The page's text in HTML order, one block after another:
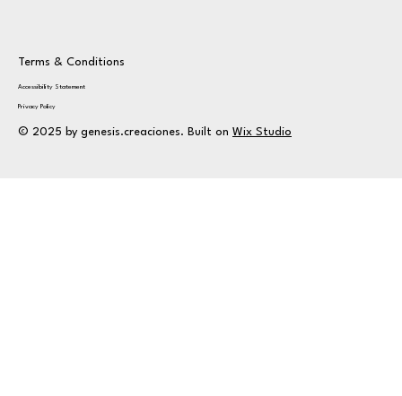
Terms & Conditions
Privacy Policy
Accessibility Statement
© 2025 by genesis.creaciones. Built on Wix Studio